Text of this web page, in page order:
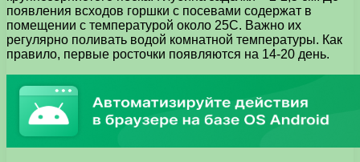
появления всходов горшки с посевами содержат в
помещении с температурой около 25С. Важно их
регулярно поливать водой комнатной температуры. Как
правило, первые росточки появляются на 14-20 день.